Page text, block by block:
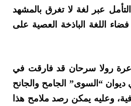
عبر لغة لا تغرق بالمشهد
اللغة الباذخة العصية على
رولا سرحان قد فارقت في
ديوان “السوى” الجامح والجانح
وعليه يمكن رصد ملامح هذا